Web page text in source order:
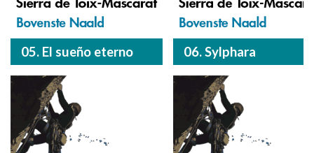
05. El sueño eterno 06. Sylphara